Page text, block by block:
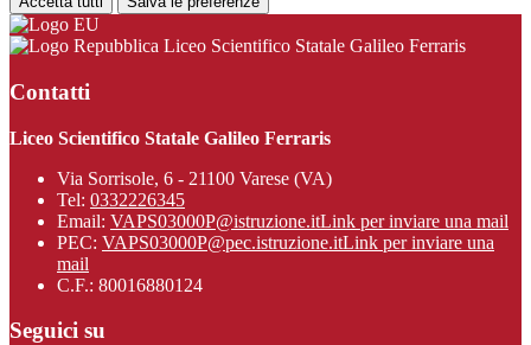
Liceo Scientifico Statale Galileo Ferraris
Contatti
Liceo Scientifico Statale Galileo Ferraris
Via Sorrisole, 6 - 21100 Varese (VA)
Tel: 0332226345
Email: VAPS03000P@istruzione.itLink per inviare una mail
PEC: VAPS03000P@pec.istruzione.itLink per inviare una
mail
C.F.: 80016880124
Seguici su